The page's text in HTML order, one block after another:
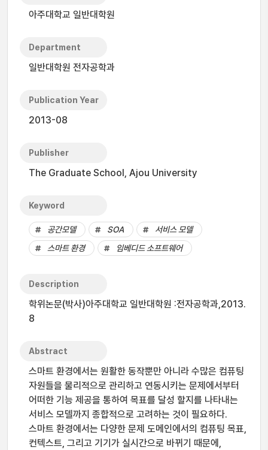
아주대학교 일반대학원
Department
일반대학원 전자공학과
Publication Year
2013-08
Publisher
The Graduate School, Ajou University
Keyword
공간모델 SOA
서비스 모델
스마트 환경
임베디드 소프트웨어
Description
학위논문(박사)아주대학교 일반대학원 :전자공학과,2013.
8
Abstract
스마트 환경에서는 원활한 동작뿐만 아니라 수많은 컴퓨팅
자원들을 물리적으로 관리하고 연동시키는 문제에서부터
어떠한 기능 제공을 통하여 목표를 달성 할지를 나타내는
서비스 모델까지 종합적으로 고려하는 것이 필요하다.
스마트 환경에서는 다양한 문제 도메인에서의 컴퓨팅 목표,
컨텍스트, 그리고 기기가 실시간으로 바뀌기 때문에,